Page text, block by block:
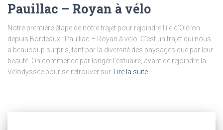
Pauillac – Royan à vélo
Notre première étape de notre trajet pour rejoindre l’île d’Oléron
depuis Bordeaux : Pauillac – Royan à vélo. C’est un trajet qui nous
a beaucoup surpris, tant par la diversité des paysages que par leur
beauté. On commence par longer l’estuaire, avant de rejoindre la
Vélodyssée pour se retrouver sur
Lire la suite